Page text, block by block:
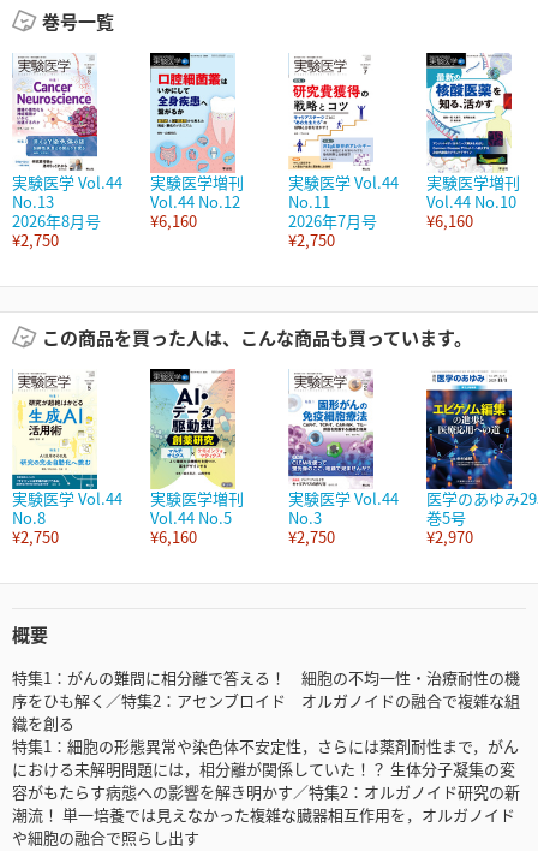
巻号一覧
実験医学 Vol.44
No.13
2026年8月号
¥2,750
実験医学増刊
Vol.44 No.12
¥6,160
実験医学 Vol.44
No.11
2026年7月号
¥2,750
実験医学増刊
Vol.44 No.10
¥6,160
この商品を買った人は、こんな商品も買っています。
実験医学 Vol.44
No.8
¥2,750
実験医学増刊
Vol.44 No.5
¥6,160
実験医学 Vol.44
No.3
¥2,750
医学のあゆみ
巻5号
¥2,970
概要
特集1：がんの難問に相分離で答える！ 細胞の不均一性・治療耐性の機
序をひも解く／特集2：アセンブロイド オルガノイドの融合で複雑な組
織を創る
特集1：細胞の形態異常や染色体不安定性，さらには薬剤耐性まで，がん
における未解明問題には，相分離が関係していた！？ 生体分子凝集の変
容がもたらす病態への影響を解き明かす／特集2：オルガノイド研究の新
潮流！ 単一培養では見えなかった複雑な臓器相互作用を，オルガノイド
や細胞の融合で照らし出す